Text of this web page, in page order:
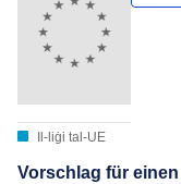
Il-liġi tal-UE
Vorschlag für